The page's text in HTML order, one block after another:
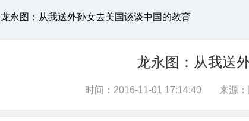
龙永图：从我送外孙女去美国谈谈中国的教育
龙永图：从我送
时间： 2016-11-01 17:14:40 来源：